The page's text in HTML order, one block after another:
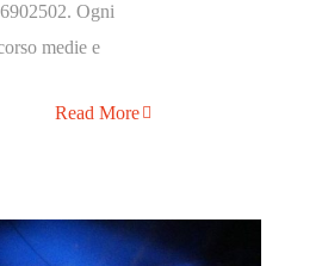
Ogni
medie e
Read More